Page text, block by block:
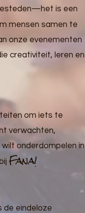
is een
mensen samen te
onze evenementen
creativiteit, leren en
om iets te
verwachten,
onderdompelen in
Fana!
de eindeloze